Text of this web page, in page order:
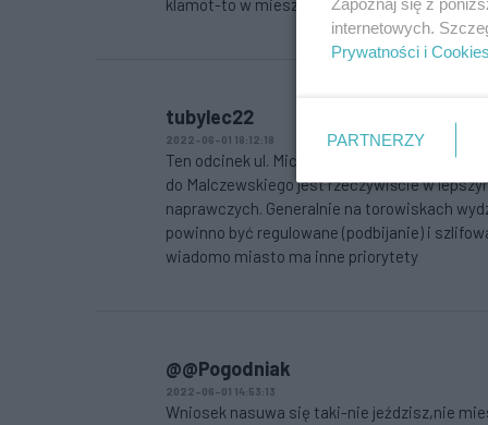
klamot-to w mieszkaniach okolicznych
tubylec22
2022-06-01 18:12:18
Ten odcinek ul. Mickiewicza na tle całej ul.
do Malczewskiego jest rzeczywiście w
naprawczych. Generalnie na torowiskach
powinno być regulowane (podbijanie) i
wiadomo miasto ma inne priorytety
@@Pogodniak
2022-06-01 14:53:13
Wniosek nasuwa się taki-nie jeździsz,nie
internetowych.
Prywatności i Cookies
PARTNERZY